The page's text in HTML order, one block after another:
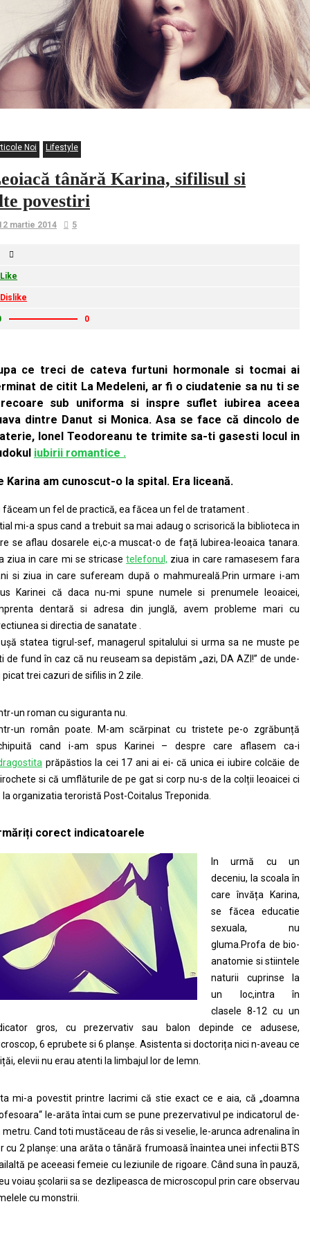
Noi Lifestyle
tânără Karina, sifilisul si
povestiri
martie 2014 5
Like
Dislike
0
ce treci de cateva furtuni hormonale si tocmai ai
de citit La Medeleni, ar fi o ciudatenie sa nu ti se
sub uniforma si inspre suflet iubirea aceea
dintre Danut si Monica. Asa se face că dincolo de
Ionel Teodoreanu te trimite sa-ti gasesti locul in
iubirii romantice .
Karina am cunoscut-o la spital. Era liceană.
făceam un fel de practică, ea făcea un fel de tratament .
mi-a spus cand a trebuit sa mai adaug o scrisorică la biblioteca in
se aflau dosarele ei,c-a muscat-o de față Iubirea-leoaica tanara.
ziua in care mi se stricasetelefonul, ziua in care ramasesem fara
si ziua in care sufeream după o mahmureală.Prin urmare i-am
Karinei că daca nu-mi spune numele si prenumele leoaicei,
dentară si adresa din junglă, avem probleme mari cu
si directia de sanatate .
statea tigrul-sef, managerul spitalului si urma sa ne muste pe
de fund în caz că nu reuseam sa depistăm „azi, DA AZI!” de unde-
picat trei cazuri de sifilis in 2 zile.
un roman cu siguranta nu.
un român poate. M-am scărpinat cu tristete pe-o zgrăbunță
cand i-am spus Karinei – despre care aflasem ca-i
prăpăstios la cei 17 ani ai ei- că unica ei iubire colcăie de
si că umflăturile de pe gat si corp nu-s de la colții leoaicei ci
la organizatia teroristă Post-Coitalus Treponida.
corect indicatoarele
In urmă cu un
deceniu, la scoala în
care învăța Karina,
se făcea educatie
sexuala, nu
gluma.Profa de bio-
anatomie si stiintele
naturii cuprinse la
un loc,intra în
clasele 8-12 cu un
gros, cu prezervativ sau balon depinde ce adusese,
6 eprubete si 6 planșe. Asistenta si doctorița nici n-aveau ce
elevii nu erau atenti la limbajul lor de lemn.
mi-a povestit printre lacrimi că stie exact ce e aia, că „doamna
le-arăta întai cum se pune prezervativul pe indicatorul de-
metru. Cand toti mustăceau de râs si veselie, le-arunca adrenalina în
cu 2 planșe: una arăta o tânără frumoasă înaintea unei infectii BTS
pe aceeasi femeie cu leziunile de rigoare. Când suna în pauză,
voiau școlarii sa se dezlipeasca de microscopul prin care observau
cu monstrii.